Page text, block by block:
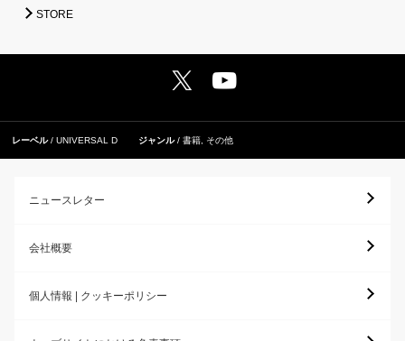
STORE
レーベル UNIVERSAL D ジャンル 書籍 その他
ニュースレター
会社概要
個人情報 | クッキーポリシー